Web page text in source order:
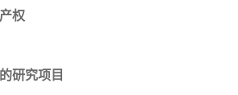
权
研究项目